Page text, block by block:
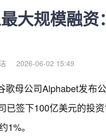
大规模融
2026-06-02 15:49
歌母公司Alphabet发布
已签下100亿美元的投
1%。